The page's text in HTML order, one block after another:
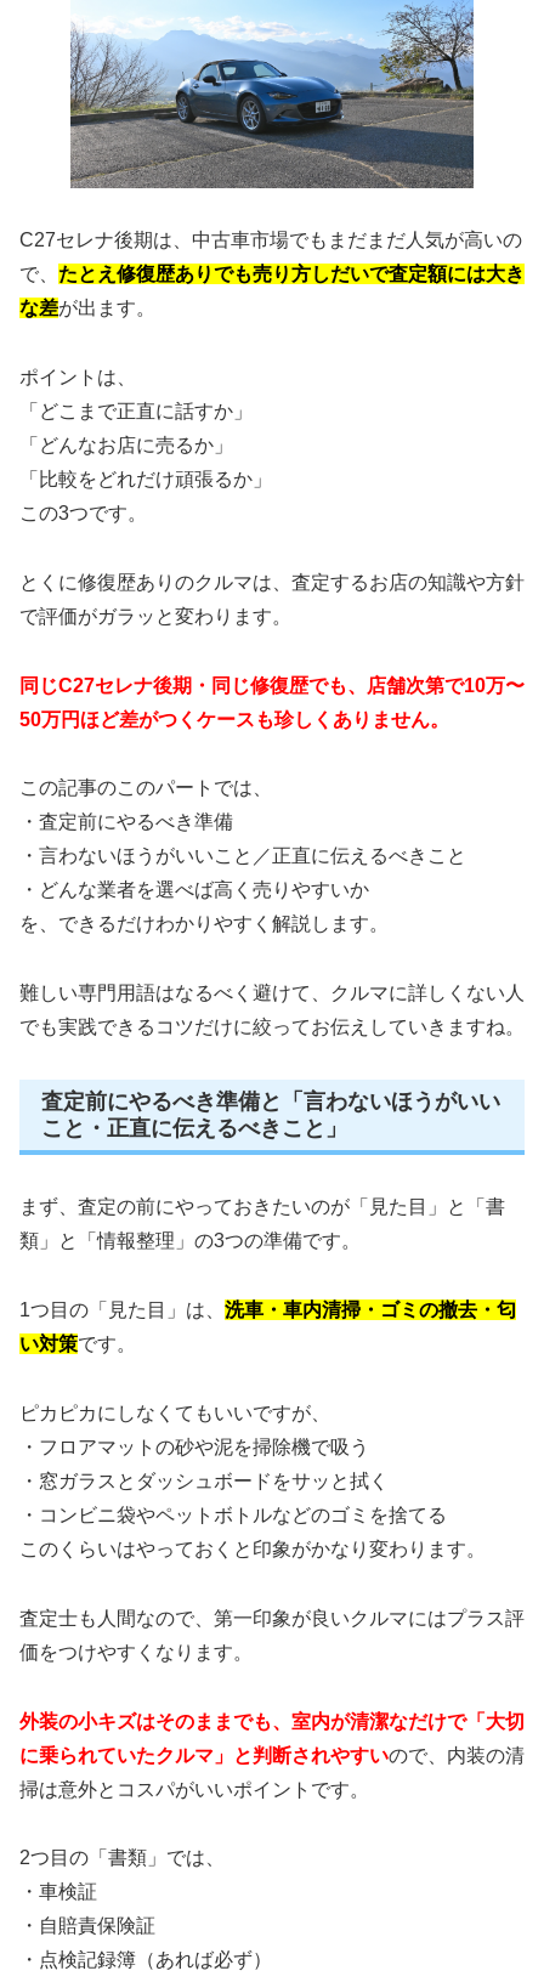
C27セレナ後期は、中古車市場でもまだまだ人気が高いの
で、 たとえ修復歴ありでも売り方しだいで査定額には大き
な差が出ます。
ポイントは、
「どこまで正直に話すか」
「どんなお店に売るか」
「比較をどれだけ頑張るか」
この3つです。
とくに修復歴ありのクルマは、査定するお店の知識や方針
で評価がガラッと変わります。
同じC27セレナ後期・同じ修復歴でも、店舗次第で10万〜
50万円ほど差がつくケースも珍しくありません。
この記事のこのパートでは、
・査定前にやるべき準備
・言わないほうがいいこと／正直に伝えるべきこと
・どんな業者を選べば高く売りやすいか
を、できるだけわかりやすく解説します。
難しい専門用語はなるべく避けて、クルマに詳しくない人
でも実践できるコツだけに絞ってお伝えしていきますね。
査定前にやるべき準備と「言わないほうがいい
こと・正直に伝えるべきこと」
まず、査定の前にやっておきたいのが「見た目」と「書
類」と「情報整理」の3つの準備です。
1つ目の「見た目」は、 洗車・車内清掃・ゴミの撤去・匂
い対策です。
ピカピカにしなくてもいいですが、
・フロアマットの砂や泥を掃除機で吸う
・窓ガラスとダッシュボードをサッと拭く
・コンビニ袋やペットボトルなどのゴミを捨てる
このくらいはやっておくと印象がかなり変わります。
査定士も人間なので、第一印象が良いクルマにはプラス評
価をつけやすくなります。
外装の小キズはそのままでも、室内が清潔なだけで「大切
に乗られていたクルマ」と判断されやすいので、内装の清
掃は意外とコスパがいいポイントです。
2つ目の「書類」では、
・車検証
・自賠責保険証
・点検記録簿（あれば必ず）